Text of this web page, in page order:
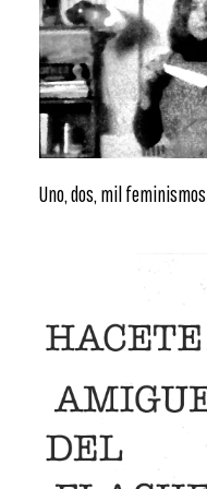
Uno, dos, mil feminismos